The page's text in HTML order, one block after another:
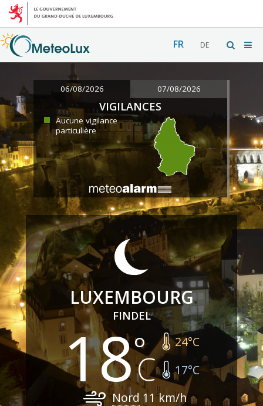
FR DE
06/08/2026 07/08/2026
VIGILANCES
Aucune vigilance
particulière
LUXEMBOURG
FINDEL
18 24°C
17°C
Nord 11km/h